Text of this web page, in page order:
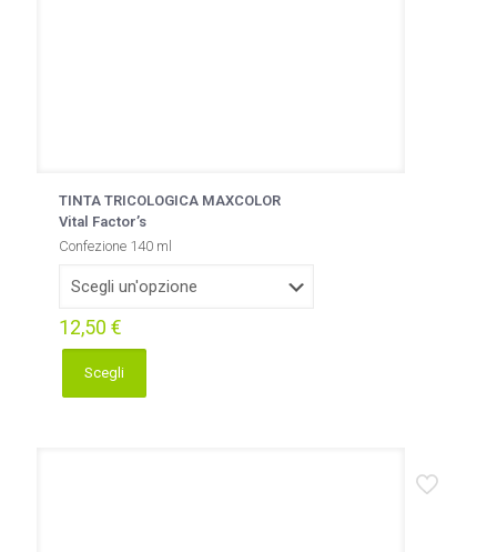
TINTA TRICOLOGICA MAXCOLOR
Vital Factor’s
Confezione 140 ml
12,50 €
Scegli
Questo
prodotto